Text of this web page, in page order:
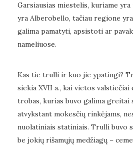
Patarimai
Rekomendacijos
Garsiausias miestelis, kuriame
yra Alberobello, tačiau regione
galima pamatyti, apsistoti ar
nameliuose.
Kas tie trulli ir kuo jie ypatingi?
siekia XVII a., kai vietos
trobas, kurias buvo galima greitai
atvykstant mokesčių rinkėjams,
nuolatiniais statiniais. Trulli buvo
be jokių rišamųjų medžiagų –